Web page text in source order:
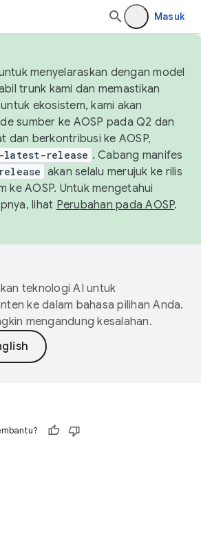
Masuk
menyelaraskan dengan model
trunk kami dan memastikan
ekosistem, kami akan
sumber ke AOSP pada Q2 dan
dan berkontribusi ke AOSP,
latest-release . Cabang manifes
akan selalu merujuk ke rilis
ke AOSP. Untuk mengetahui
lihat Perubahan pada AOSP.
teknologi AI untuk
ke dalam bahasa pilihan Anda.
mengandung kesalahan.